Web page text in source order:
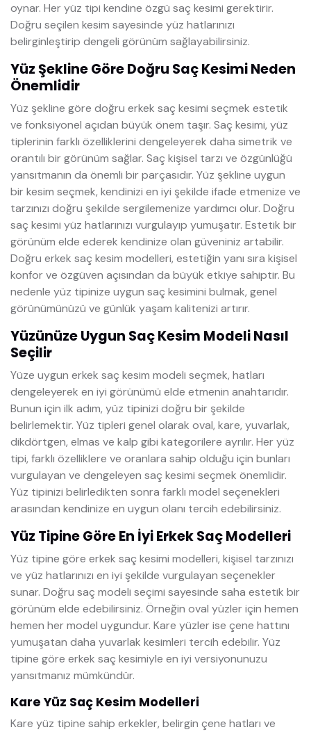
oynar. Her yüz tipi kendine özgü saç kesimi gerektirir.
Doğru seçilen kesim sayesinde yüz hatlarınızı
belirginleştirip dengeli görünüm sağlayabilirsiniz.
Yüz Şekline Göre Doğru Saç Kesimi Neden
Önemlidir
Yüz şekline göre doğru erkek saç kesimi seçmek estetik
ve fonksiyonel açıdan büyük önem taşır. Saç kesimi, yüz
tiplerinin farklı özelliklerini dengeleyerek daha simetrik ve
orantılı bir görünüm sağlar. Saç kişisel tarzı ve özgünlüğü
yansıtmanın da önemli bir parçasıdır. Yüz şekline uygun
bir kesim seçmek, kendinizi en iyi şekilde ifade etmenize ve
tarzınızı doğru şekilde sergilemenize yardımcı olur. Doğru
saç kesimi yüz hatlarınızı vurgulayıp yumuşatır. Estetik bir
görünüm elde ederek kendinize olan güveniniz artabilir.
Doğru erkek saç kesim modelleri, estetiğin yanı sıra kişisel
konfor ve özgüven açısından da büyük etkiye sahiptir. Bu
nedenle yüz tipinize uygun saç kesimini bulmak, genel
görünümünüzü ve günlük yaşam kalitenizi artırır.
Yüzünüze Uygun Saç Kesim Modeli Nasıl
Seçilir
Yüze uygun erkek saç kesim modeli seçmek, hatları
dengeleyerek en iyi görünümü elde etmenin anahtarıdır.
Bunun için ilk adım, yüz tipinizi doğru bir şekilde
belirlemektir. Yüz tipleri genel olarak oval, kare, yuvarlak,
dikdörtgen, elmas ve kalp gibi kategorilere ayrılır. Her yüz
tipi, farklı özelliklere ve oranlara sahip olduğu için bunları
vurgulayan ve dengeleyen saç kesimi seçmek önemlidir.
Yüz tipinizi belirledikten sonra farklı model seçenekleri
arasından kendinize en uygun olanı tercih edebilirsiniz.
Yüz Tipine Göre En İyi Erkek Saç Modelleri
Yüz tipine göre erkek saç kesimi modelleri, kişisel tarzınızı
ve yüz hatlarınızı en iyi şekilde vurgulayan seçenekler
sunar. Doğru saç modeli seçimi sayesinde saha estetik bir
görünüm elde edebilirsiniz. Örneğin oval yüzler için hemen
hemen her model uygundur. Kare yüzler ise çene hattını
yumuşatan daha yuvarlak kesimleri tercih edebilir. Yüz
tipine göre erkek saç kesimiyle en iyi versiyonunuzu
yansıtmanız mümkündür.
Kare Yüz Saç Kesim Modelleri
Kare yüz tipine sahip erkekler, belirgin çene hatları ve